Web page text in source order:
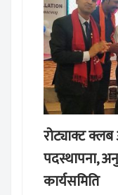
रोट्याक्ट
पदस्थापना,
कार्यसमिति